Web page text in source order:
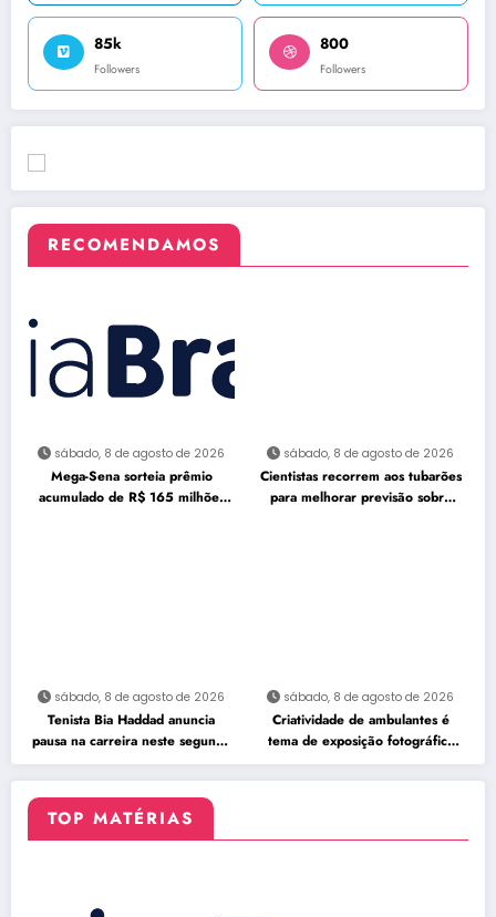
85k
Followers
800
Followers
RECOMENDAMOS
sábado, 8 de agosto de 2026
Mega-Sena sorteia prêmio
acumulado de R$ 165 milhões
sábado, 8 de agosto de 2026
Cientistas recorrem aos tubarões
para melhorar previsão sobre
sábado, 8 de agosto de 2026
Tenista Bia Haddad anuncia
pausa na carreira neste segundo
semestre
sábado, 8 de agosto de 2026
Criatividade de ambulantes é
tema de exposição fotográfica
no Rio
TOP MATÉRIAS